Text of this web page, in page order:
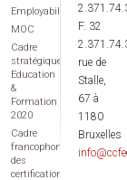
Employabilité
MOC
Cadre
stratégique
Education
&
Formation
2020
Cadre
francophone
des
certifications
F. 32
rue de
Stalle,
67 à
1180
Bruxelles